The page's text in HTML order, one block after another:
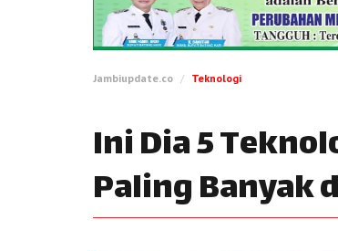
Jambiupdate.co Teknologi
Ini Dia 5
Paling Banyak